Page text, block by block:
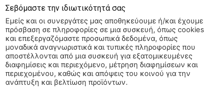
Σεβόμαστε την ιδιωτικότητά σας
Εμείς και οι συνεργάτες μας αποθηκεύουμε ή/και έχουμε
πρόσβαση σε πληροφορίες σε μια συσκευή, όπως cookies
και επεξεργαζόμαστε προσωπικά δεδομένα, όπως
μοναδικά αναγνωριστικά και τυπικές πληροφορίες που
αποστέλλονται από μια συσκευή για εξατομικευμένες
διαφημίσεις και περιεχόμενο, μέτρηση διαφημίσεων και
περιεχομένου, καθώς και απόψεις του κοινού για την
ανάπτυξη και βελτίωση προϊόντων.